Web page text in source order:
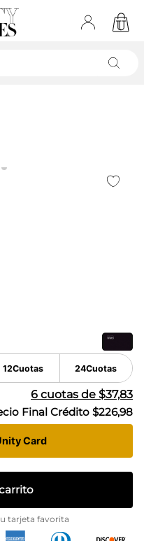
12Cuotas 24Cuotas
6 cuotas de $37,83
Final Crédito $226,98
Card
tarjeta favorita